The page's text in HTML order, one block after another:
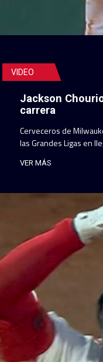
VIDEO
Jackson
carrera
Cerveceros de
las Grandes Ligas en
VER MÁS